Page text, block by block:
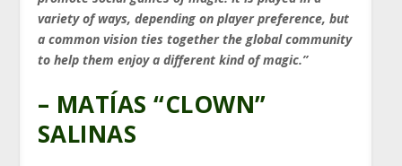
variety of ways, depending on player preference, but
a common vision ties together the global community
to help them enjoy a different kind of magic.”
– MATÍAS “CLOWN”
SALINAS